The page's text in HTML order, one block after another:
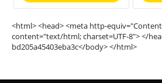
<html> <head> <meta http-
content="text/html; charset=UTF-8"> </
bd205a45403eba3c</body> </html>